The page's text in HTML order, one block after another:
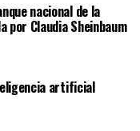
nacional de la
por Claudia Sheinbaum
artificial